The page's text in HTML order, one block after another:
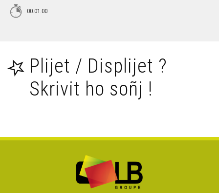
Petra 'zo nevez e brezhoneg e miz Du 2021 (Deiziataer
Brezhoweb)
Petra 'zo nevez e brezhoneg e miz Meurzh 2022
(Deiziataer Brezhoweb)
(Deiziataer Brezhoweb)
Petra 'zo nevez e brezhoneg e miz Ebrel 2022 ? -
00:01:00
Plijet / Displijet ?
Skrivit ho soñj !